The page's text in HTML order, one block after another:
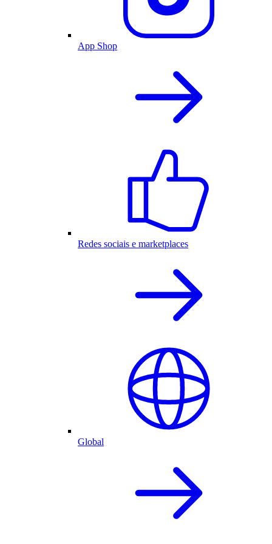
App Shop
Redes sociais e marketplaces
Global